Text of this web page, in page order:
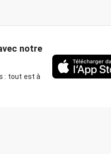
notre
: tout est à